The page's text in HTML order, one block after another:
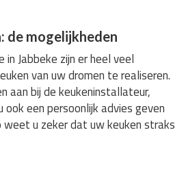
de mogelijkheden
in Jabbeke zijn er heel veel
van uw dromen te realiseren.
aan bij de keukeninstallateur,
ook een persoonlijk advies geven
u zeker dat uw keuken straks